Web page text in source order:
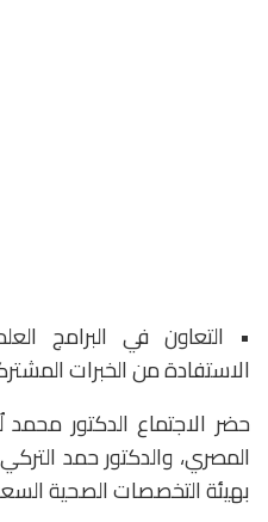
• التعاون في البرامج
الاستفادة من الخبرات
حضر الاجتماع الدكتور
المصري، والدكتور حمد
بهيئة التخصصات الصحية